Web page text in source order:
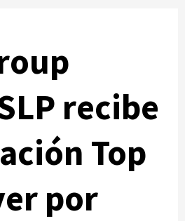
recibe
Top
por